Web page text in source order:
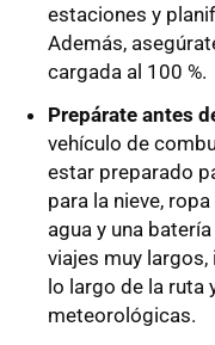
estaciones y
Además,
cargada al 100 %.
Prepárate antes
vehículo de
estar preparado
para la nieve,
agua y una
viajes muy
lo largo de la ruta
meteorológicas.